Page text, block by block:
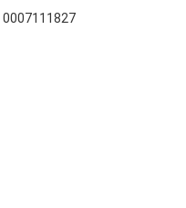
0007111827